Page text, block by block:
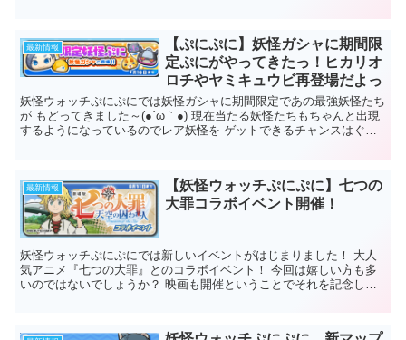
最新情報
【ぷにぷに】妖怪ガシャに期間限
定ぷにがやってきたっ！ヒカリオ
ロチやヤミキュウビ再登場だよっ
妖怪ウォッチぷにぷにでは妖怪ガシャに期間限定であの最強妖怪たち
が もどってきました～(●´ω｀●) 現在当たる妖怪たちもちゃんと出現
するようになっているのでレア妖怪を ゲットできるチャンスはぐっ
最新情報
【妖怪ウォッチぷにぷに】七つの
大罪コラボイベント開催！
妖怪ウォッチぷにぷにでは新しいイベントがはじまりました！ 大人
気アニメ『七つの大罪』とのコラボイベント！ 今回は嬉しい方も多
いのではないでしょうか？ 映画も開催ということでそれを記念して